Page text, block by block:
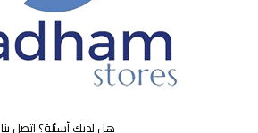
هل لديك أسئلة؟ اتصل بنا